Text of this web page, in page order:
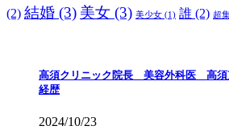
(2) 結婚 (3) 美女 (3) 美少女 (1) 誰 (2) 超
高須クリニック院長 美容外科医 高須
経歴
2024/10/23